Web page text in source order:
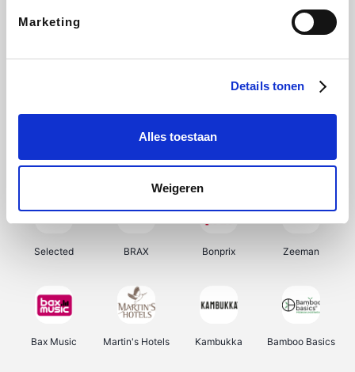
Marketing
Details tonen
Alles toestaan
Weigeren
Samsung My Jewellery Delonghi Tennis Point
Selected BRAX Bonprix Zeeman
Bax Music Martin's Hotels Kambukka Bamboo Basics